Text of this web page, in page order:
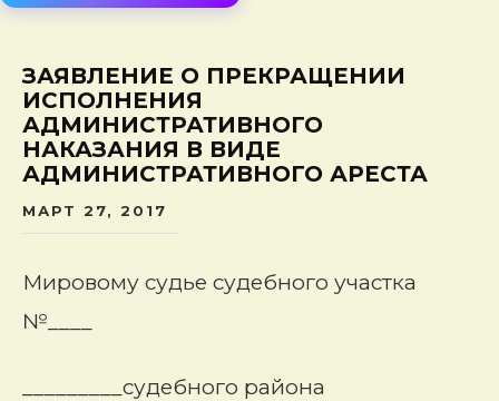
ЗАЯВЛЕНИЕ О ПРЕКРАЩЕНИИ
ИСПОЛНЕНИЯ
АДМИНИСТРАТИВНОГО
НАКАЗАНИЯ В ВИДЕ
АДМИНИСТРАТИВНОГО АРЕСТА
МАРТ 27, 2017
Мировому судье судебного участка
№____
_________судебного района